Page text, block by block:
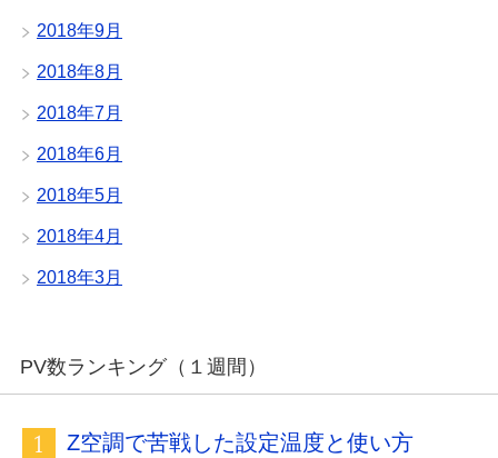
2018年9月
2018年8月
2018年7月
2018年6月
2018年5月
2018年4月
2018年3月
PV数ランキング（１週間）
Z空調で苦戦した設定温度と使い方